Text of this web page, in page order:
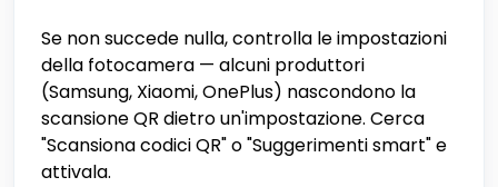
Se non succede nulla, controlla le impostazioni
della fotocamera — alcuni produttori
(Samsung, Xiaomi, OnePlus) nascondono la
scansione QR dietro un'impostazione. Cerca
"Scansiona codici QR" o "Suggerimenti smart" e
attivala.